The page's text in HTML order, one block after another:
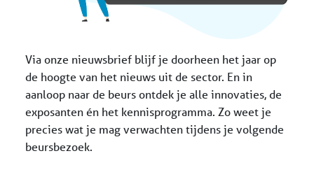
Via onze nieuwsbrief blijf je doorheen het jaar op
de hoogte van het nieuws uit de sector. En in
aanloop naar de beurs ontdek je alle innovaties, de
exposanten én het kennisprogramma. Zo weet je
precies wat je mag verwachten tijdens je volgende
beursbezoek.